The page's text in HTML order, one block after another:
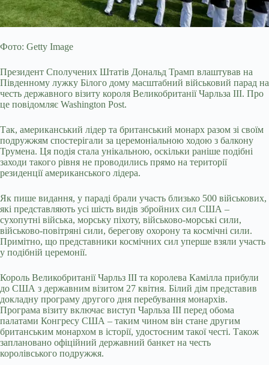
Фото: Getty Image
Президент Сполучених Штатів Дональд Трамп влаштував на
Південному лужку Білого дому масштабний військовий парад на
честь державного візиту короля Великобританії Чарльза III. Про
це повідомляє Washington Post.
Так, американський лідер та британський монарх разом зі своїм
подружжям спостерігали за церемоніальною ходою з балкону
Трумена. Ця подія стала унікальною, оскільки раніше подібні
заходи такого рівня не проводились прямо на території
резиденції американського лідера.
Як пише видання, у параді брали участь близько 500 військових,
які представляють усі шість видів збройних сил США –
сухопутні війська, морську піхоту, військово-морські сили,
військово-повітряні сили, берегову охорону та космічні сили.
Примітно, що представники космічних сил уперше взяли участь
у подібній церемонії.
Король Великобританії Чарльз III та королева Камілла прибули
до США з державним візитом 27 квітня. Білий дім представив
докладну програму другого дня перебування монархів.
Програма візиту включає виступ Чарльза III перед обома
палатами Конгресу США – таким чином він стане другим
британським монархом в історії, удостоєним такої честі. Також
заплановано офіційний державний банкет на честь
королівського подружжя.